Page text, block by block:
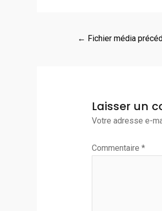
← Fichier média
Laisser un
Votre adresse e-
Commentaire *